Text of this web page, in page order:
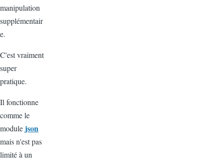
manipulation
supplémentair
e.
C'est vraiment
super
pratique.
Il fonctionne
comme le
module json
mais n'est pas
limité à un